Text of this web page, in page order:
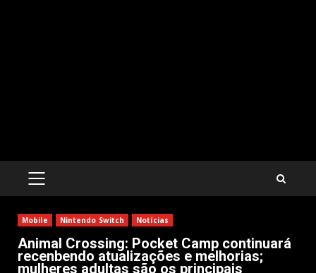
PRIMARY
Mobile Nintendo Switch Notícias
Animal Crossing: Pocket Camp continuará
recenbendo atualizações e melhorias;
mulheres adultas são os principais